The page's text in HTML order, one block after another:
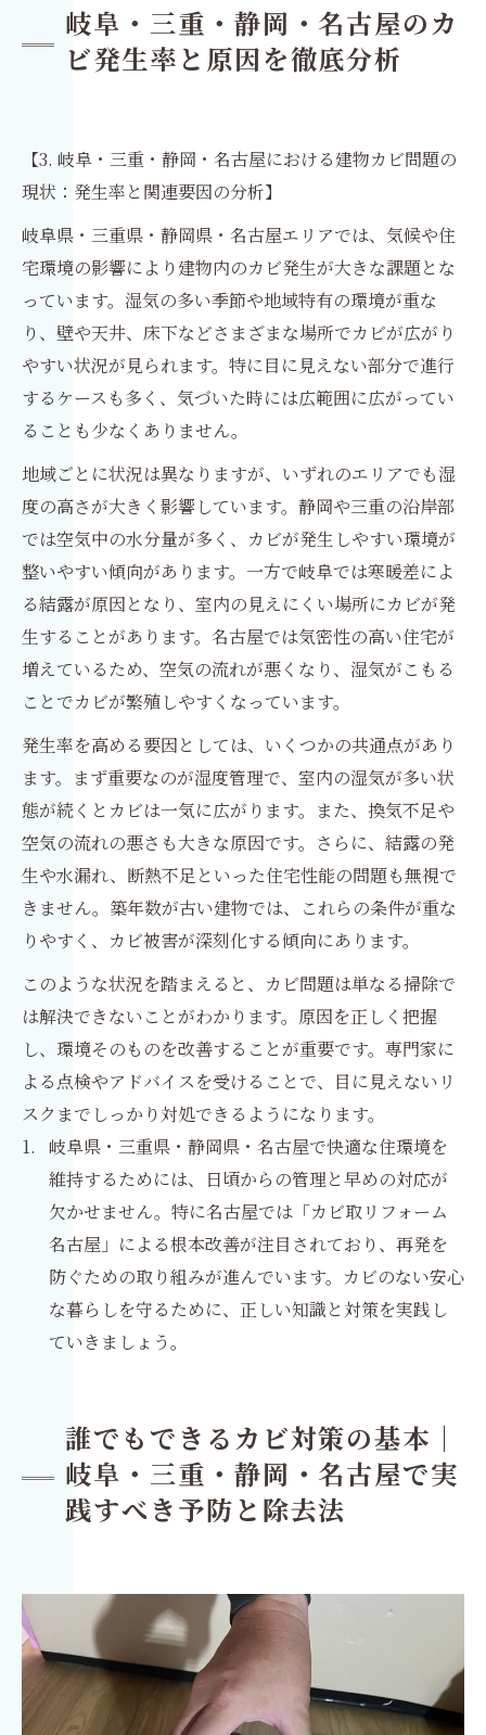
岐阜・三重・静岡・名古屋のカ
ビ発生率と原因を徹底分析
【3. 岐阜・三重・静岡・名古屋における建物カビ問題の
現状：発生率と関連要因の分析】
岐阜県・三重県・静岡県・名古屋エリアでは、気候や住
宅環境の影響により建物内のカビ発生が大きな課題とな
っています。湿気の多い季節や地域特有の環境が重な
り、壁や天井、床下などさまざまな場所でカビが広がり
やすい状況が見られます。特に目に見えない部分で進行
するケースも多く、気づいた時には広範囲に広がってい
ることも少なくありません。
地域ごとに状況は異なりますが、いずれのエリアでも湿
度の高さが大きく影響しています。静岡や三重の沿岸部
では空気中の水分量が多く、カビが発生しやすい環境が
整いやすい傾向があります。一方で岐阜では寒暖差によ
る結露が原因となり、室内の見えにくい場所にカビが発
生することがあります。名古屋では気密性の高い住宅が
増えているため、空気の流れが悪くなり、湿気がこもる
ことでカビが繁殖しやすくなっています。
発生率を高める要因としては、いくつかの共通点があり
ます。まず重要なのが湿度管理で、室内の湿気が多い状
態が続くとカビは一気に広がります。また、換気不足や
空気の流れの悪さも大きな原因です。さらに、結露の発
生や水漏れ、断熱不足といった住宅性能の問題も無視で
きません。築年数が古い建物では、これらの条件が重な
りやすく、カビ被害が深刻化する傾向にあります。
このような状況を踏まえると、カビ問題は単なる掃除で
は解決できないことがわかります。原因を正しく把握
し、環境そのものを改善することが重要です。専門家に
よる点検やアドバイスを受けることで、目に見えないリ
スクまでしっかり対処できるようになります。
岐阜県・三重県・静岡県・名古屋で快適な住環境を
維持するためには、日頃からの管理と早めの対応が
欠かせません。特に名古屋では「カビ取リフォーム
名古屋」による根本改善が注目されており、再発を
防ぐための取り組みが進んでいます。カビのない安心
な暮らしを守るために、正しい知識と対策を実践し
ていきましょう。
誰でもできるカビ対策の基本｜
岐阜・三重・静岡・名古屋で実
践すべき予防と除去法